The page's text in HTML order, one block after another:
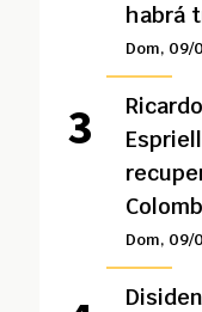
habrá
Dom, 09/
Dom, 09/